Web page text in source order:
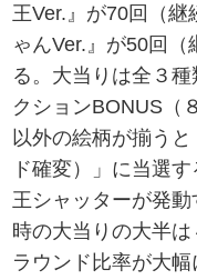
王Ver.』が70回（
ゃんVer.』が50回
る。大当りは全３
クションBONUS（
以外の絵柄が揃う
ド確変）」に当選
王シャッターが発
時の大当りの大半
ラウンド比率が大